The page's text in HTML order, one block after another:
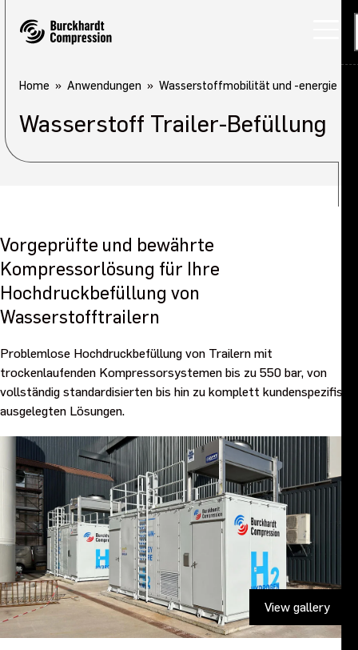
Home Anwendungen Wasserstoffmobilität und -energie
Wasserstoff Trailer-Befüllung
Vorgeprüfte und bewährte
Kompressorlösung für Ihre
Hochdruckbefüllung von
Wasserstofftrailern
Problemlose Hochdruckbefüllung von Trailern mit
trockenlaufenden Kompressorsystemen bis zu 550 bar, von
vollständig standardisierten bis hin zu komplett kundenspezifisch
ausgelegten Lösungen.